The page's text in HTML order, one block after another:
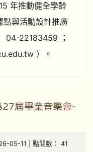
年推動健全學齡
點與活動設計推廣
04-22183459 ；
）。
27屆畢業音樂會-
05-11 | 點閱數： 41